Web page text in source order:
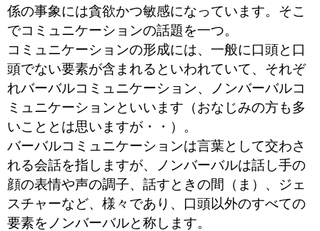
係の事象には貪欲かつ敏感になっています。そこ
でコミュニケーションの話題を一つ。
コミュニケーションの形成には、一般に口頭と口
頭でない要素が含まれるといわれていて、それぞ
れバーバルコミュニケーション、ノンバーバルコ
ミュニケーションといいます（おなじみの方も多
いこととは思いますが・・）。
バーバルコミュニケーションは言葉として交わさ
れる会話を指しますが、ノンバーバルは話し手の
顔の表情や声の調子、話すときの間（ま）、ジェ
スチャーなど、様々であり、口頭以外のすべての
要素をノンバーバルと称します。